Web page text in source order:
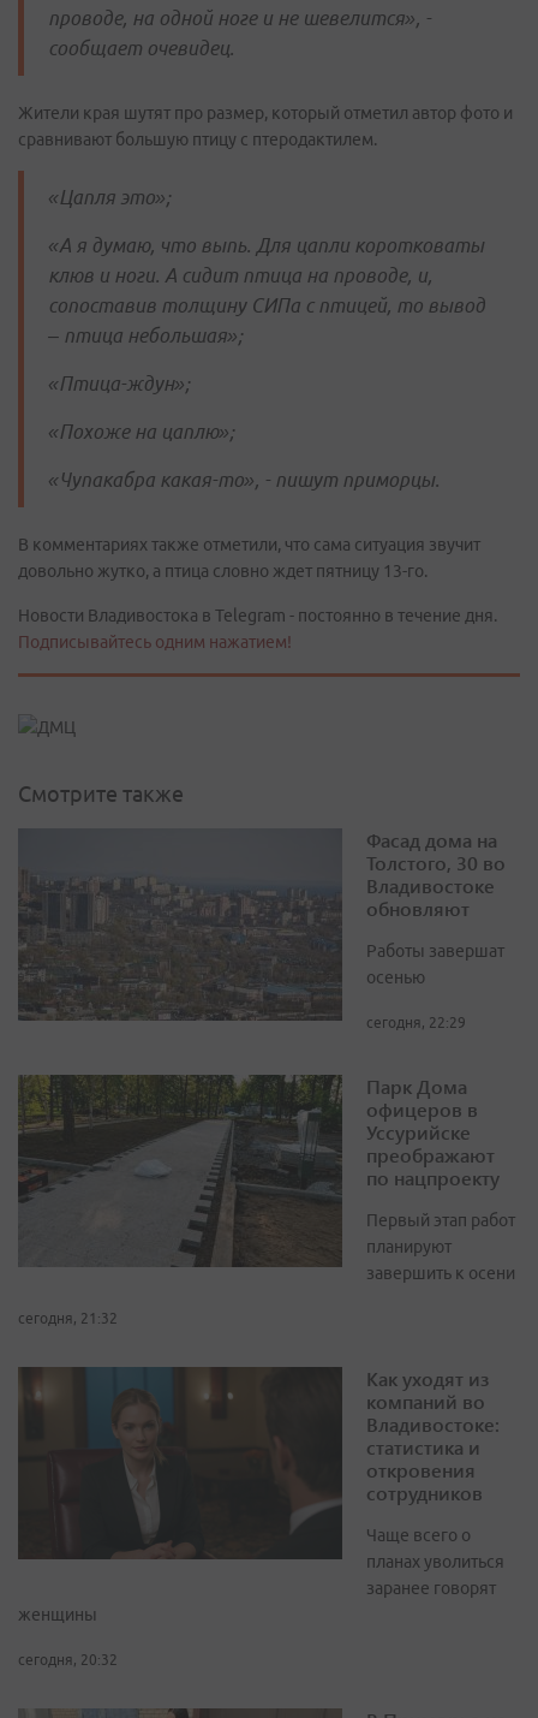
проводе, на одной ноге и не шевелится», -
сообщает очевидец.
Жители края шутят про размер, который отметил автор фото и
сравнивают большую птицу с птеродактилем.
«Цапля это»;
«А я думаю, что выпь. Для цапли коротковаты
клюв и ноги. А сидит птица на проводе, и,
сопоставив толщину СИПа с птицей, то вывод
– птица небольшая»;
«Птица-ждун»;
«Похоже на цаплю»;
«Чупакабра какая-то», - пишут приморцы.
В комментариях также отметили, что сама ситуация звучит
довольно жутко, а птица словно ждет пятницу 13-го.
Новости Владивостока в Telegram - постоянно в течение дня.
Подписывайтесь одним нажатием!
Смотрите также
Фасад дома на
Толстого, 30 во
Владивостоке
обновляют
Работы завершат
осенью
сегодня, 22:29
Парк Дома
офицеров в
Уссурийске
преображают
по нацпроекту
Первый этап работ
планируют
завершить к осени
сегодня, 21:32
Как уходят из
компаний во
Владивостоке:
статистика и
откровения
сотрудников
Чаще всего о
планах уволиться
заранее говорят
женщины
сегодня, 20:32